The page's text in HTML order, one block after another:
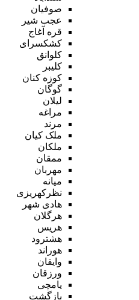
صوفیان
عجب شیر
قره آغاج
کشکسرای
کلوانق
کلیبر
کوزه کنان
گوگان
لیلان
مراغه
مرند
ملک کیان
ملکان
ممقان
مهربان
میانه
نظرکهریزی
هادی شهر
هرگلان
هریس
هشترود
هوراند
وایقان
ورزقان
یامچی
بازگشت